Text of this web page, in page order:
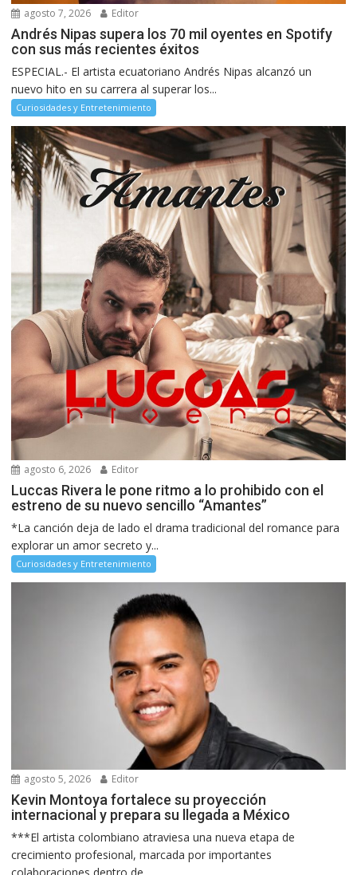
agosto 7, 2026 Editor
Andrés Nipas supera los 70 mil oyentes en Spotify
con sus más recientes éxitos
ESPECIAL.- El artista ecuatoriano Andrés Nipas alcanzó un
nuevo hito en su carrera al superar los...
Curiosidades y Entretenimiento
agosto 6, 2026 Editor
Luccas Rivera le pone ritmo a lo prohibido con el
estreno de su nuevo sencillo “Amantes”
*La canción deja de lado el drama tradicional del romance para
explorar un amor secreto y...
Curiosidades y Entretenimiento
agosto 5, 2026 Editor
Kevin Montoya fortalece su proyección
internacional y prepara su llegada a México
***El artista colombiano atraviesa una nueva etapa de
crecimiento profesional, marcada por importantes
colaboraciones dentro de...